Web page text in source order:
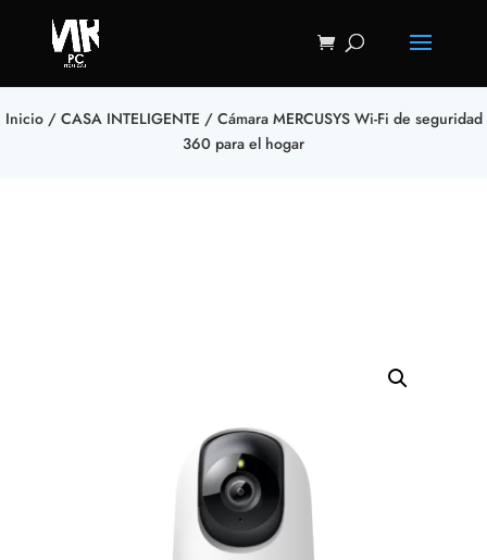
Inicio/ CASA INTELIGENTE / Cámara MERCUSYS Wi-Fi de seguridad
360 para el hogar